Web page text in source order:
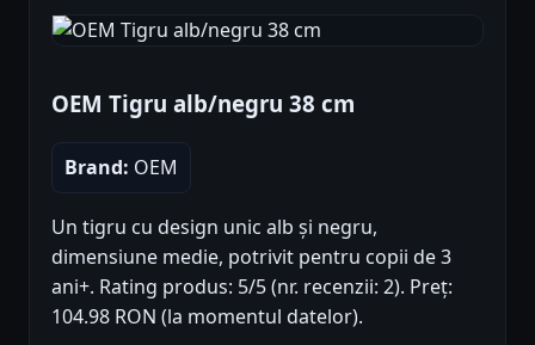
OEM Tigru alb/negru 38 cm
Brand: OEM
Un tigru cu design unic alb și negru,
dimensiune medie, potrivit pentru copii de 3
ani+. Rating produs: 5/5 (nr. recenzii: 2). Preț:
104.98 RON (la momentul datelor).